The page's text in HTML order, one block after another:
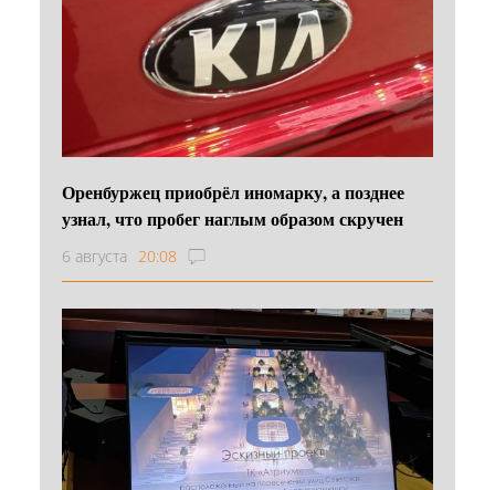
Оренбуржец приобрёл иномарку, а позднее
узнал, что пробег наглым образом скручен
6 августа 20:08